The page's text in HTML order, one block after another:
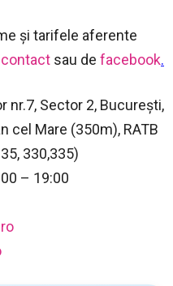
și tarifele aferente
contact sau de facebook.
nr.7, Sector 2, București,
cel Mare (350m), RATB
330,335)
– 19:00